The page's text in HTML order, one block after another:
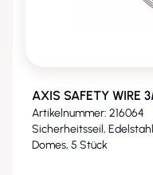
AXIS SAFETY WIRE
Artikelnummer: 216064
Sicherheitsseil,
Domes, 5 Stück